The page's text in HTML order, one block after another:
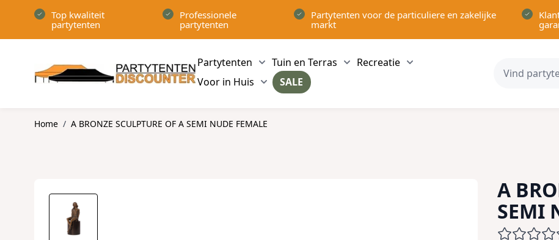
Top kwaliteit
partytenten
Professionele
partytenten
Partytenten voor de particuliere en zakelijke
markt
Partytenten
Show submenu for Partytenten category
Tuin en Terras
Show submenu for Tuin en Terras category
Recreatie
Show submenu for Recreatie
Voor in Huis
Show submenu for Voor in Huis category
SALE
Home / A BRONZE SCULPTURE OF A SEMI NUDE FEMALE
A
SEMI